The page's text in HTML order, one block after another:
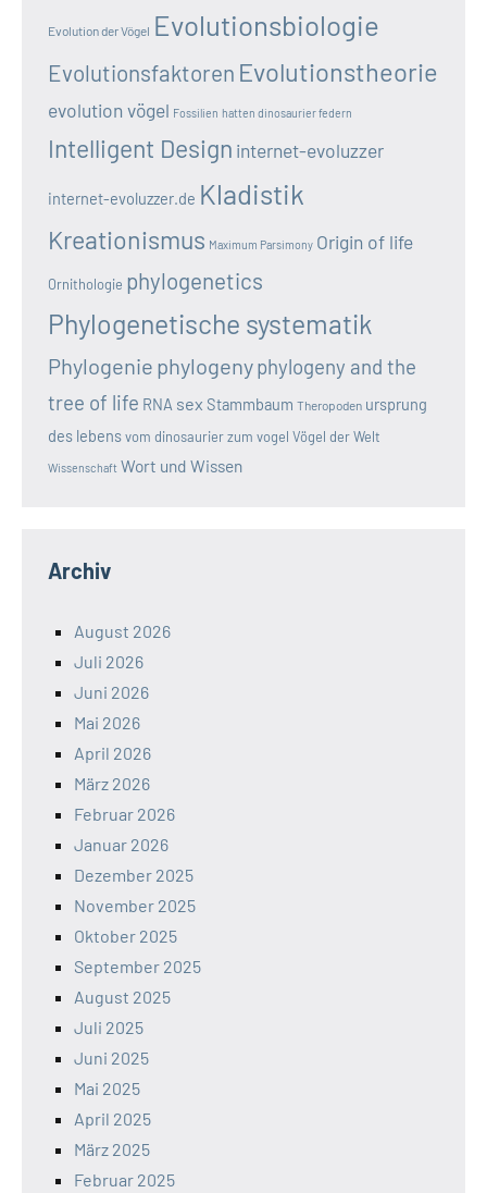
Evolution der Vögel Evolutionsbiologie
Evolutionsfaktoren Evolutionstheorie
evolution vögel Fossilien hatten dinosaurier federn
Intelligent Design internet-evoluzzer
internet-evoluzzer.de Kladistik
Kreationismus Maximum Parsimony Origin of life
Ornithologie phylogenetics
Phylogenetische systematik
Phylogenie phylogenyphylogeny and the
tree of life RNA sex Stammbaum Theropoden ursprung
des lebensvom dinosaurier zum vogel Vögel der Welt
Wissenschaft Wort und Wissen
Archiv
August 2026
Juli 2026
Juni 2026
Mai 2026
April 2026
März 2026
Februar 2026
Januar 2026
Dezember 2025
November 2025
Oktober 2025
September 2025
August 2025
Juli 2025
Juni 2025
Mai 2025
April 2025
März 2025
Februar 2025